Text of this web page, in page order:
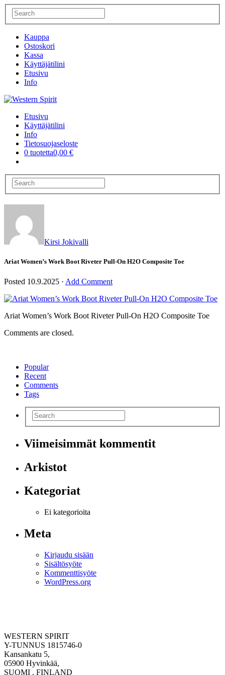
Kauppa
Ostoskori
Kassa
Käyttäjätilini
Etusivu
Info
Etusivu
Käyttäjätilini
Info
Tietosuojaseloste
0 tuotetta0,00 €
Kirsi Jokivalli
Ariat Women’s Work Boot Riveter Pull-On H2O Composite Toe
Posted 10.9.2025 · Add Comment
Ariat Women’s Work Boot Riveter Pull-On H2O Composite Toe
Comments are closed.
Popular
Recent
Comments
Tags
Viimeisimmät kommentit
Arkistot
Kategoriat
Ei kategorioita
Meta
Kirjaudu sisään
Sisältösyöte
Kommenttisyöte
WordPress.org
WESTERN SPIRIT
Y-TUNNUS 1815746-0
Kansankatu 5,
05900 Hyvinkää,
SUOMI , FINLAND